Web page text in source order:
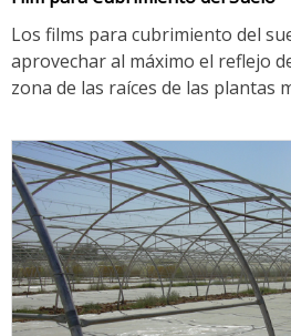
Los films para cubrimiento del
aprovechar al máximo el reflejo
zona de las raíces de las plantas